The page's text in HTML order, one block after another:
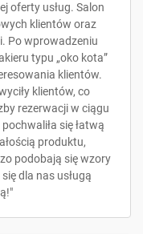
oferty usług. Salon
klientów oraz
Po wprowadzeniu
typu „oko kota”
klientów.
klientów, co
rezerwacji w ciągu
się łatwą
produktu,
podobają się wzory
dla nas usługą